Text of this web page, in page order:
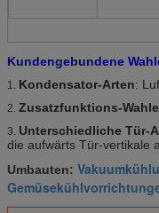
Kundengebundene
1. Kondensator-Arten:
2. Zusatzfunktions-
3. Unterschiedliche Tür-
die aufwärts Tür-vertikale
Umbauten: